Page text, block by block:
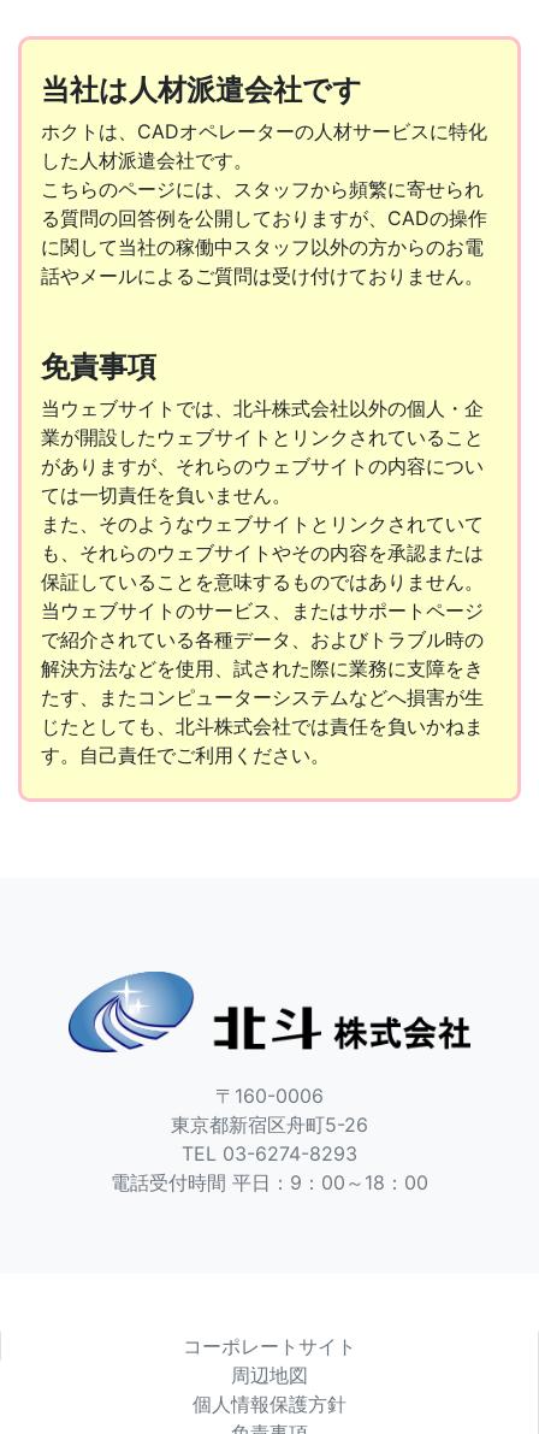
当社は人材派遣会社です
ホクトは、CADオペレーターの人材サービスに特化
した人材派遣会社です。
こちらのページには、スタッフから頻繁に寄せられ
る質問の回答例を公開しておりますが、CADの操作
に関して当社の稼働中スタッフ以外の方からのお電
話やメールによるご質問は受け付けておりません。
免責事項
当ウェブサイトでは、北斗株式会社以外の個人・企
業が開設したウェブサイトとリンクされていること
がありますが、それらのウェブサイトの内容につい
ては一切責任を負いません。
また、そのようなウェブサイトとリンクされていて
も、それらのウェブサイトやその内容を承認または
保証していることを意味するものではありません。
当ウェブサイトのサービス、またはサポートページ
で紹介されている各種データ、およびトラブル時の
解決方法などを使用、試された際に業務に支障をき
たす、またコンピューターシステムなどへ損害が生
じたとしても、北斗株式会社では責任を負いかねま
す。自己責任でご利用ください。
〒160-0006
東京都新宿区舟町5-26
TEL 03-6274-8293
電話受付時間 平日：9：00～18：00
コーポレートサイト
周辺地図
個人情報保護方針